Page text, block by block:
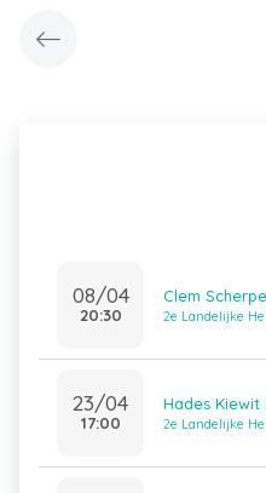
08/04
20:30
Clem
2e Landelijke
23/04
17:00
Hades Kiewit
2e Landelijke